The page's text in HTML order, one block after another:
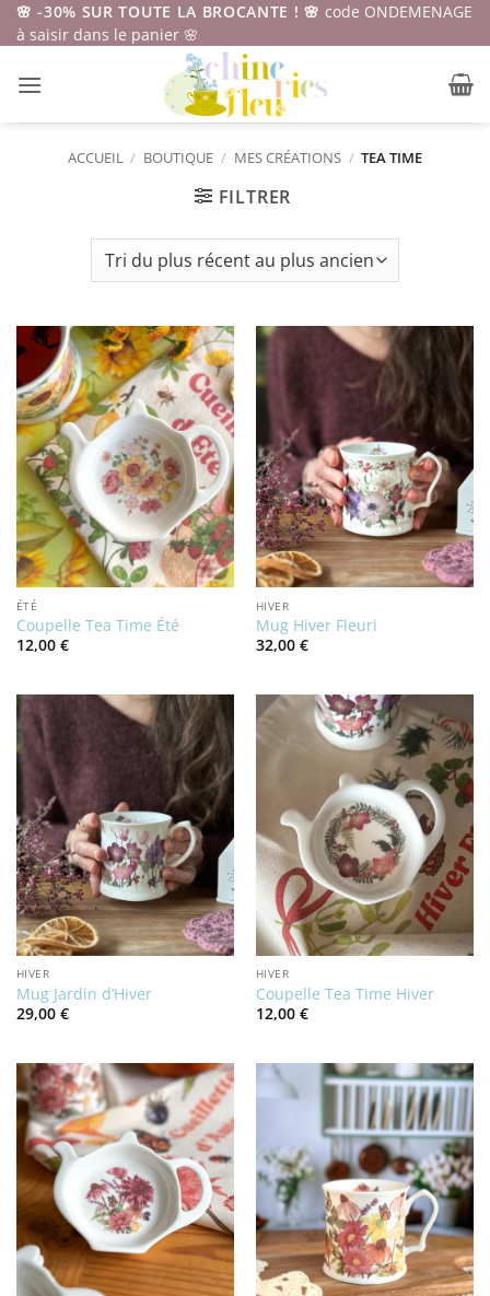
Passer
au
🌸 -30% SUR TOUTE LA BROCANTE ! 🌸 code ONDEMENAGE
à saisir dans le panier 🌸
ACCUEIL / BOUTIQUE / MES CRÉATIONS / TEA TIME
FILTRER
ÉTÉ
Coupelle Tea Time Été
12,00 €
HIVER
Mug Hiver Fleuri
32,00 €
HIVER
Mug Jardin d’Hiver
29,00 €
HIVER
Coupelle Tea Time Hiver
12,00 €